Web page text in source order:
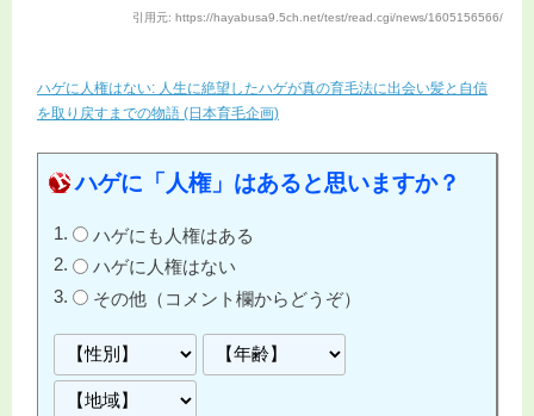
引用元: https://hayabusa9.5ch.net/test/read.cgi/news/1605156566/
ハゲに人権はない: 人生に絶望したハゲが真の育毛法に出会い髪と自信
を取り戻すまでの物語 (日本育毛企画)
ハゲに「人権」はあると思いますか？
ハゲにも人権はある
ハゲに人権はない
その他（コメント欄からどうぞ）